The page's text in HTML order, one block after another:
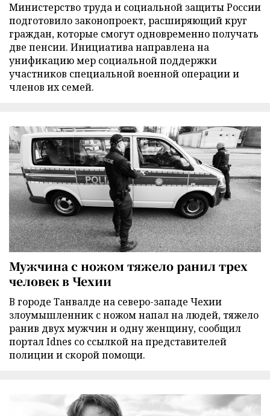
Министерство труда и социальной защиты России
подготовило законопроект, расширяющий круг
граждан, которые смогут одновременно получать
две пенсии. Инициатива направлена на
унификацию мер социальной поддержки
участников специальной военной операции и
членов их семей.
Мужчина с ножом тяжело ранил трех
человек в Чехии
В городе Танвалде на северо-западе Чехии
злоумышленник с ножом напал на людей, тяжело
ранив двух мужчин и одну женщину, сообщил
портал Idnes со ссылкой на представителей
полиции и скорой помощи.